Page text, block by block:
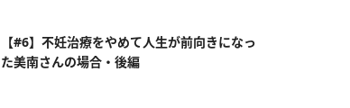
【#6】不妊治療をやめて人生が前向きになっ
た美南さんの場合・後編